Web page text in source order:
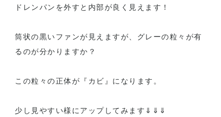
ドレンパンを外すと内部が良く見えます！
筒状の黒いファンが見えますが、グレーの粒々が有
るのが分かりますか？
この粒々の正体が『カビ』になります。
少し見やすい様にアップしてみます⇓⇓⇓